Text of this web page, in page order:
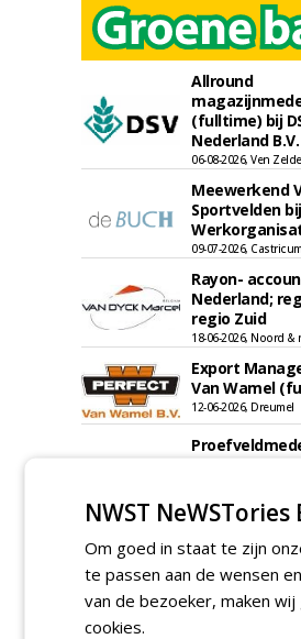
Allround
(fulltime) bij
Nederland B.V.
06-08-2026, Ven
Meewerkend
Sportvelden bij
09-07-2026,
Rayon-
Nederland;
regio Zuid
18-06-2026, Noord
Export
Van Wamel
12-06-2026, Dreumel
zaden
06-08-2026, Ven-
DSV zaden
06-08-2026, Ven-
NWST NeWSTories
Om goed in staat te zijn
te passen aan de wensen
van de bezoeker, maken wij
cookies.